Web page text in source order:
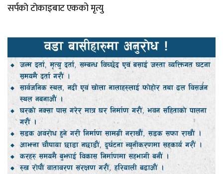
सर्पकाे टाेकाइबाट एकको मृत्यु